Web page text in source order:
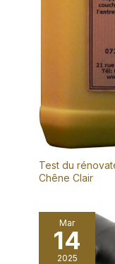
Test du
Chêne Clair
Mar
14
2025